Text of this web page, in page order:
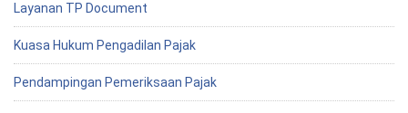
Layanan TP Document
Kuasa Hukum Pengadilan Pajak
Pendampingan Pemeriksaan Pajak